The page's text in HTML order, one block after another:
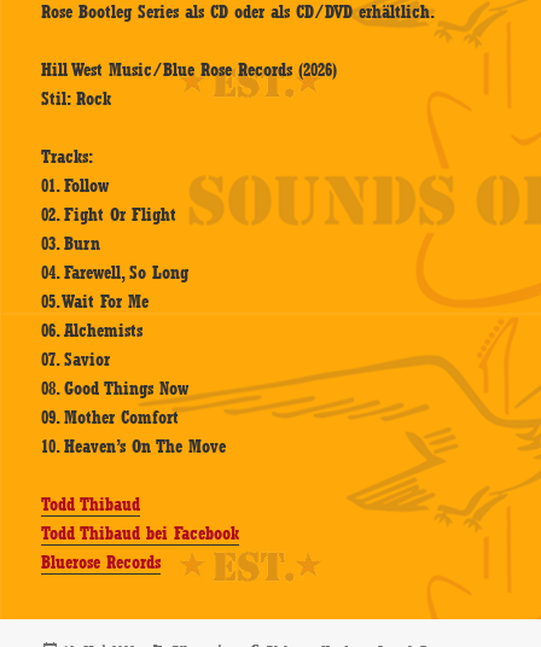
Rose Bootleg Series als CD oder als CD/DVD erhältlich.
Hill West Music/Blue Rose Records (2026)
Stil: Rock
Tracks:
01. Follow
02. Fight Or Flight
03. Burn
04. Farewell, So Long
05. Wait For Me
06. Alchemists
07. Savior
08. Good Things Now
09. Mother Comfort
10. Heaven’s On The Move
Todd Thibaud
Todd Thibaud bei Facebook
Bluerose Records